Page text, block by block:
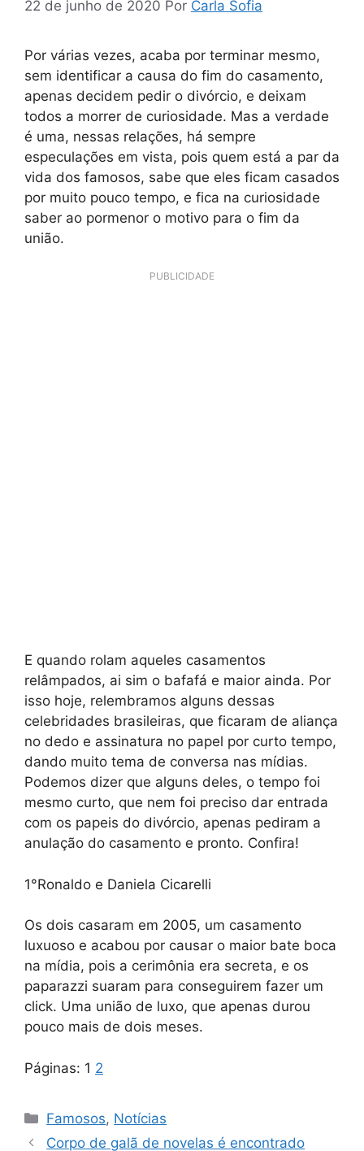
22 de junho de 2020 Por Carla Sofia
Por várias vezes, acaba por terminar mesmo,
sem identificar a causa do fim do casamento,
apenas decidem pedir o divórcio, e deixam
todos a morrer de curiosidade. Mas a verdade
é uma, nessas relações, há sempre
especulações em vista, pois quem está a par da
vida dos famosos, sabe que eles ficam casados
por muito pouco tempo, e fica na curiosidade
saber ao pormenor o motivo para o fim da
união.
PUBLICIDADE
E quando rolam aqueles casamentos
relâmpados, ai sim o bafafá e maior ainda. Por
isso hoje, relembramos alguns dessas
celebridades brasileiras, que ficaram de aliança
no dedo e assinatura no papel por curto tempo,
dando muito tema de conversa nas mídias.
Podemos dizer que alguns deles, o tempo foi
mesmo curto, que nem foi preciso dar entrada
com os papeis do divórcio, apenas pediram a
anulação do casamento e pronto. Confira!
1°Ronaldo e Daniela Cicarelli
Os dois casaram em 2005, um casamento
luxuoso e acabou por causar o maior bate boca
na mídia, pois a cerimônia era secreta, e os
paparazzi suaram para conseguirem fazer um
click. Uma união de luxo, que apenas durou
pouco mais de dois meses.
Páginas: 1 2
Categorias
Famosos, Notícias
Corpo de galã de novelas é encontrado